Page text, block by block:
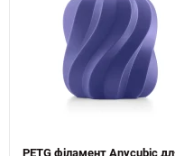
PETG філамент Anycubic